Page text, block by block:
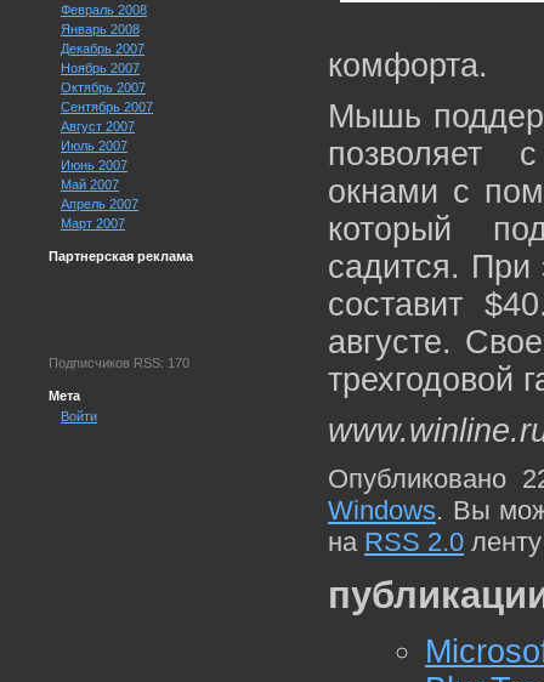
Февраль 2008
Январь 2008
Декабрь 2007
Ноябрь 2007
Октябрь 2007
Сентябрь 2007
Август 2007
Июль 2007
Июнь 2007
Май 2007
Апрель 2007
Март 2007
Партнерская реклама
Подписчиков RSS: 170
Мета
Войти
комфорта.
Мышь
позволяет
окнами с
который
садится. При
составит
августе.
трехгодовой
Опубликовано
Windows. Вы
на RSS 2.0